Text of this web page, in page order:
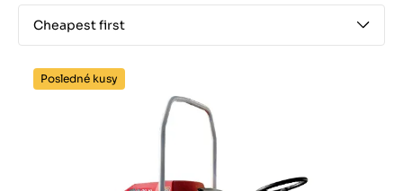
Cheapest first
Posledné kusy